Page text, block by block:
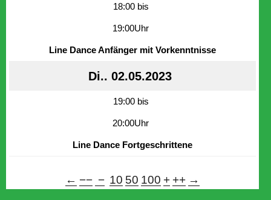
18:00 bis
19:00Uhr
Line Dance Anfänger mit Vorkenntnisse
Di.. 02.05.2023
19:00 bis
20:00Uhr
Line Dance Fortgeschrittene
← −− − 10 50 100 + ++ →